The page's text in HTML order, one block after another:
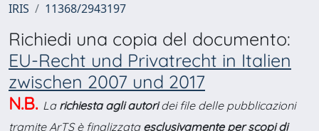
IRIS 11368/2943197
Richiedi una copia del documento:
EU-Recht und Privatrecht in Italien
zwischen 2007 und 2017
N.B. La richiesta agli autoridei file delle pubblicazioni
tramite ArTS è finalizzata esclusivamente per scopi di